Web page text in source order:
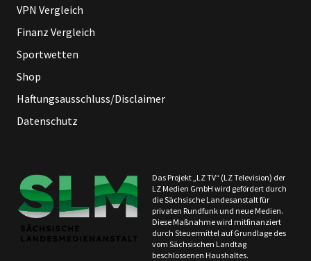
VPN Vergleich
Finanz Vergleich
Sportwetten
Shop
Haftungsausschluss/Disclaimer
Datenschutz
Das Projekt „LZ TV“ (LZ Television) der
LZ Medien GmbH wird gefördert durch
die Sächsische Landesanstalt für
privaten Rundfunk und neue Medien.
Diese Maßnahme wird mitfinanziert
durch Steuermittel auf Grundlage des
vom Sächsischen Landtag
beschlossenen Haushaltes.